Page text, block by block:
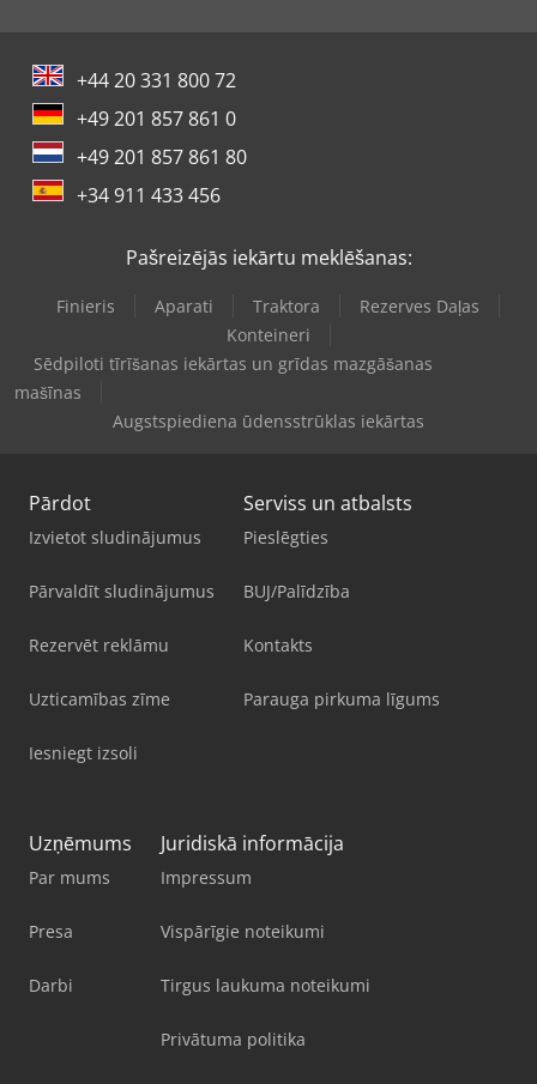
+44 20 331 800 72
+49 201 857 861 0
+49 201 857 861 80
+34 911 433 456
Pašreizējās iekārtu meklēšanas:
Finieris Aparati Traktora
Rezerves Daļas
Konteineri
Sēdpiloti tīrīšanas iekārtas un grīdas mazgāšanas
mašīnas
Augstspiediena ūdensstrūklas iekārtas
Pārdot
Izvietot sludinājumus
Pārvaldīt sludinājumus
Rezervēt reklāmu
Uzticamības zīme
Iesniegt izsoli
Serviss un atbalsts
Pieslēgties
BUJ/Palīdzība
Kontakts
Parauga pirkuma līgums
Uzņēmums
Par mums
Presa
Darbi
Juridiskā informācija
Impressum
Vispārīgie noteikumi
Tirgus laukuma noteikumi
Privātuma politika